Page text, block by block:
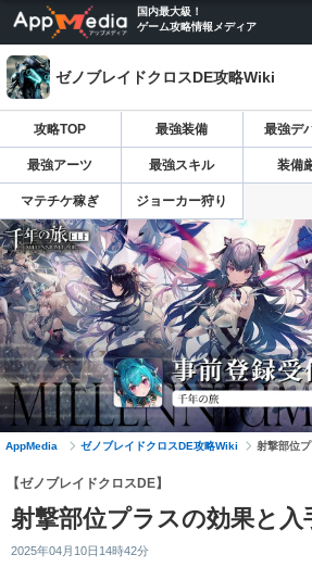
国内最大級！
ゲーム攻略情報メディア
ゼノブレイドクロスDE攻略Wiki
攻略TOP 最強装備 最強デ
最強アーツ 最強スキル 装備
マテチケ稼ぎ ジョーカー狩り
AppMedia ゼノブレイドクロスDE攻略Wiki 射撃部位
【ゼノブレイドクロスDE】
射撃部位プラスの効果と入
2025年04月10日14時42分